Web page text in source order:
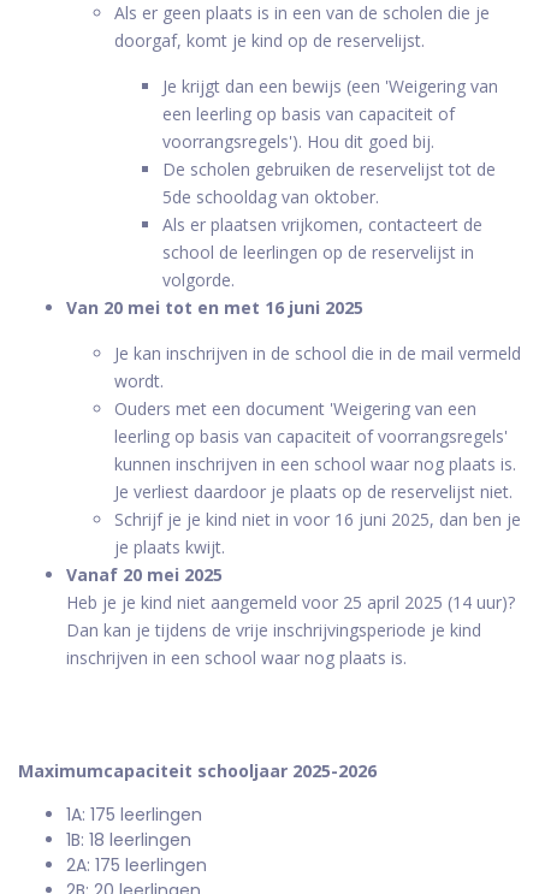
Als er geen plaats is in een van de scholen die je
doorgaf, komt je kind op de reservelijst.
Je krijgt dan een bewijs (een 'Weigering van
een leerling op basis van capaciteit of
voorrangsregels'). Hou dit goed bij.
De scholen gebruiken de reservelijst tot de
5de schooldag van oktober.
Als er plaatsen vrijkomen, contacteert de
school de leerlingen op de reservelijst in
volgorde.
Van 20 mei tot en met 16 juni 2025
Je kan inschrijven in de school die in de mail vermeld
wordt.
Ouders met een document 'Weigering van een
leerling op basis van capaciteit of voorrangsregels'
kunnen inschrijven in een school waar nog plaats is.
Je verliest daardoor je plaats op de reservelijst niet.
Schrijf je je kind niet in voor 16 juni 2025, dan ben je
je plaats kwijt.
Vanaf 20 mei 2025
Heb je je kind niet aangemeld voor 25 april 2025 (14 uur)?
Dan kan je tijdens de vrije inschrijvingsperiode je kind
inschrijven in een school waar nog plaats is.
Maximumcapaciteit schooljaar 2025-2026
1A: 175 leerlingen
1B: 18 leerlingen
2A: 175 leerlingen